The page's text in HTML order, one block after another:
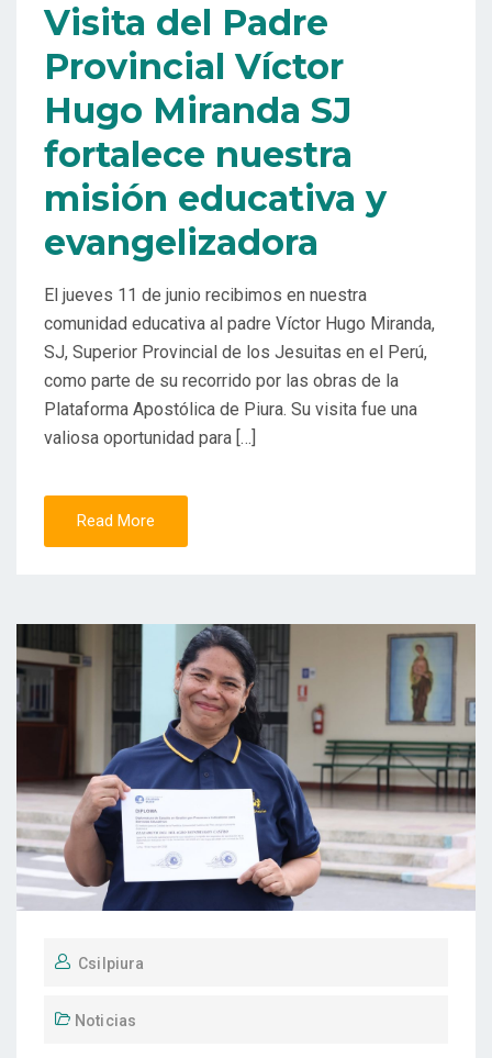
Visita del Padre
Provincial Víctor
Hugo Miranda SJ
fortalece nuestra
misión educativa y
evangelizadora
El jueves 11 de junio recibimos en nuestra
comunidad educativa al padre Víctor Hugo Miranda,
SJ, Superior Provincial de los Jesuitas en el Perú,
como parte de su recorrido por las obras de la
Plataforma Apostólica de Piura. Su visita fue una
valiosa oportunidad para […]
Read More
Csilpiura
Noticias